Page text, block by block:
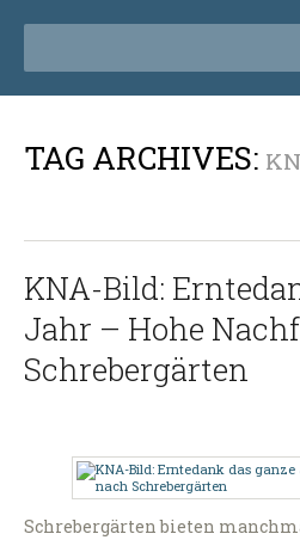
TAG ARCHIVES:
KNA-Bild:
Jahr – Hohe
Schrebergärten
Schrebergärten bieten